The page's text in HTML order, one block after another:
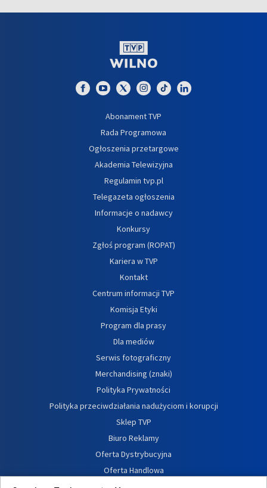
Abonament TVP
Rada Programowa
Ogłoszenia przetargowe
Akademia Telewizyjna
Regulamin tvp.pl
Telegazeta ogłoszenia
Informacje o nadawcy
Konkursy
Zgłoś program (ROPAT)
Kariera w TVP
Kontakt
Centrum informacji TVP
Komisja Etyki
Program dla prasy
Dla mediów
Serwis fotograficzny
Merchandising (znaki)
Polityka Prywatności
Polityka przeciwdziałania nadużyciom i korupcji
Sklep TVP
Biuro Reklamy
Oferta Dystrybucyjna
Oferta Handlowa